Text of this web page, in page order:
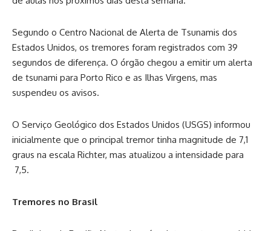
Segundo o Centro Nacional de Alerta de Tsunamis dos
Estados Unidos, os tremores foram registrados com 39
segundos de diferença. O órgão chegou a emitir um alerta
de tsunami para Porto Rico e as Ilhas Virgens, mas
suspendeu os avisos.
O Serviço Geológico dos Estados Unidos (USGS) informou
inicialmente que o principal tremor tinha magnitude de 7,1
graus na escala Richter, mas atualizou a intensidade para
7,5.
Tremores no Brasil